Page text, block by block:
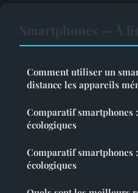
Comment utiliser un
distance les appareils
Comparatif smartphones
écologiques
Comparatif smartphones
écologiques